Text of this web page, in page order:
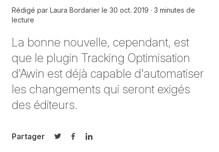
Rédigé par Laura Bordarier le 30 oct. 2019
3 minutes de
lecture
La bonne nouvelle, cependant, est
que le plugin Tracking Optimisation
d'Awin est déjà capable d'automatiser
les changements qui seront exigés
des éditeurs.
Partager
Partager sur Twitter
Partager sur Facebook
Partager sur LinkedIn